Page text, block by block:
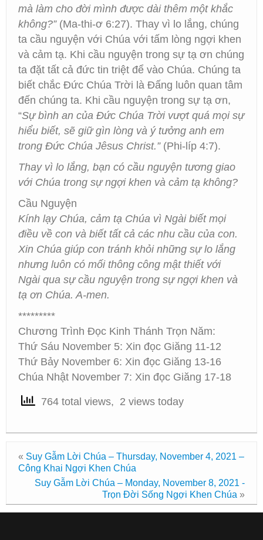
mà làm cho đời mình được dài thêm một khắc
không?”(Ma-thi-ơ 6:27). Thay vì lo lắng, chúng
ta cầu nguyện với Chúa với tấm lòng ngợi khen
và cảm tạ. Khi cầu nguyện trong sự tạ ơn chúng
ta đặt tất cả đức tin triệt để vào Chúa. Chúng ta
biết chắc Đức Chúa Trời là Đấng luôn quan tâm
đến chúng ta. Khi cầu nguyện trong sự tạ ơn,
“Sự bình an của Đức Chúa Trời vượt quá mọi sự
hiểu biết, sẽ giữ gìn lòng và ý tưởng anh em
trong Đức Chúa Jêsus Christ.” (Phi-líp 4:7).
Thay vì lo lắng, bạn có cầu nguyện tương giao
với Chúa trong sự ngợi khen và cảm tạ không?
Cầu Nguyện
Kính lạy Chúa, cảm tạ Chúa vì Ngài biết mọi
điều về con và biết tất cả các nhu cầu của con.
Xin Chúa giúp con tránh khỏi những sự lo lắng
nhưng luôn có mối thông công mật thiết với
Ngài qua sự cầu nguyện trong sự ngợi khen và
tạ ơn Chúa. A-men.
*********
Chương Trình Đọc Kinh Thánh Trọn Năm:
Thứ Sáu November 5: Xin đọc Giăng 11-12
Thứ Bảy November 6: Xin đọc Giăng 13-16
Chúa Nhật November 7: Xin đọc Giăng 17-18
764 total views, 2 views today
« Suy Gẫm Lời Chúa – Thursday, November 4, 2021 –
Công Khai Ngợi Khen Chúa
Suy Gẫm Lời Chúa – Monday, November 8, 2021 -
Trọn Đời Sống Ngợi Khen Chúa »